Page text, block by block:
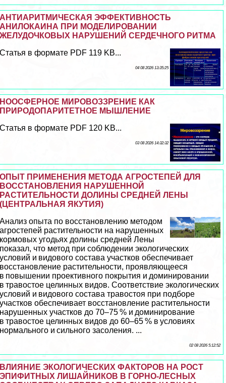
АНТИАРИТМИЧЕСКАЯ ЭФФЕКТИВНОСТЬ
АНИЛОКАИНА ПРИ МОДЕЛИРОВАНИИ
ЖЕЛУДОЧКОВЫХ НАРУШЕНИЙ СЕРДЕЧНОГО РИТМА
Статья в формате PDF 119 KB...
04 08 2026 13:35:25
НООСФЕРНОЕ МИРОВОЗЗРЕНИЕ КАК
ПРИРОДОПАРИТЕТНОЕ МЫШЛЕНИЕ
Статья в формате PDF 120 KB...
03 08 2026 14:32:32
ОПЫТ ПРИМЕНЕНИЯ МЕТОДА АГРОСТЕПЕЙ ДЛЯ
ВОССТАНОВЛЕНИЯ НАРУШЕННОЙ
РАСТИТЕЛЬНОСТИ ДОЛИНЫ СРЕДНЕЙ ЛЕНЫ
(ЦЕНТРАЛЬНАЯ ЯКУТИЯ)
Анализ опыта по восстановлению методом
агростепей растительности на нарушенных
кормовых угодьях долины средней Лены
показал, что метод при соблюдении экологических
условий и видового состава участков обеспечивает
восстановление растительности, проявляющееся
в повышении проективного покрытия и доминировании
в травостое целинных видов. Соответствие экологических
условий и видового состава травостоя при подборе
участков обеспечивает восстановление растительности
нарушенных участков до 70–75 % и доминирование
в травостое целинных видов до 60–65 % в условиях
нормального и сильного засоления. ...
02 08 2026 5:12:52
ВЛИЯНИЕ ЭКОЛОГИЧЕСКИХ ФАКТОРОВ НА РОСТ
ЭПИФИТНЫХ ЛИШАЙНИКОВ В ГОРНО-ЛЕСНЫХ